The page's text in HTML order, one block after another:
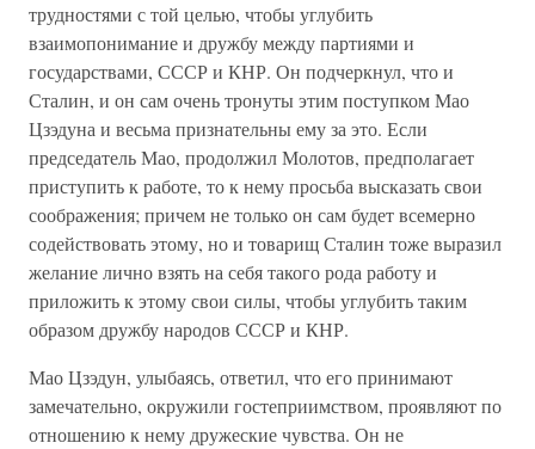
трудностями с той целью, чтобы углубить
взаимопонимание и дружбу между партиями и
государствами, СССР и КНР. Он подчеркнул, что и
Сталин, и он сам очень тронуты этим поступком Мао
Цзэдуна и весьма признательны ему за это. Если
председатель Мао, продолжил Молотов, предполагает
приступить к работе, то к нему просьба высказать свои
соображения; причем не только он сам будет всемерно
содействовать этому, но и товарищ Сталин тоже выразил
желание лично взять на себя такого рода работу и
приложить к этому свои силы, чтобы углубить таким
образом дружбу народов СССР и КНР.
Мао Цзэдун, улыбаясь, ответил, что его принимают
замечательно, окружили гостеприимством, проявляют по
отношению к нему дружеские чувства. Он не